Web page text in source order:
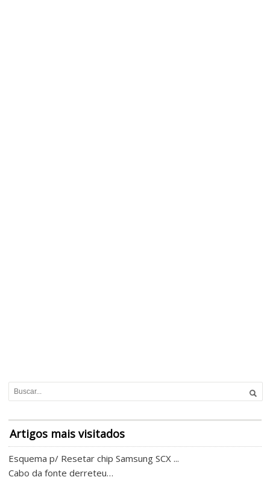
Artigos mais visitados
Esquema p/ Resetar chip Samsung SCX ...
Cabo da fonte derreteu…